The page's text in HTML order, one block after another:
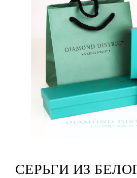
СЕРЬГИ ИЗ